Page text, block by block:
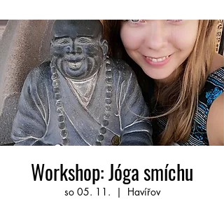
Workshop: Jóga smíchu
so 05. 11.
  |
Havířov